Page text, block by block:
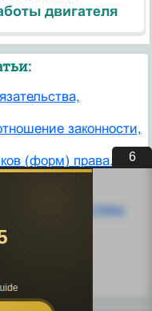
двигателя
законности,
(форм) права.
системы
права.
и
5